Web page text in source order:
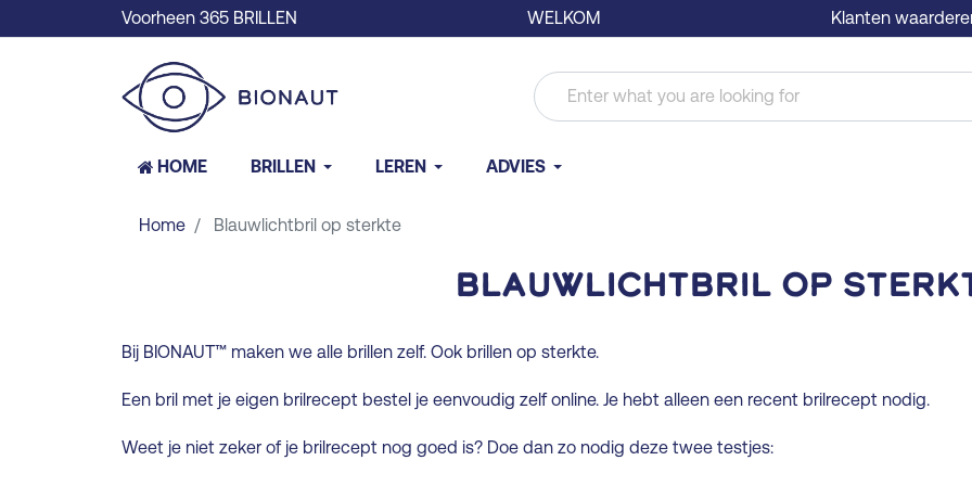
Voorheen 365 BRILLEN WELKOM Klanten
HOME BRILLEN LEREN ADVIES
Home Blauwlichtbril op sterkte
Blauwlichtbril op
Bij BIONAUT™ maken we alle brillen zelf. Ook brillen op sterkte.
Een bril met je eigen brilrecept bestel je eenvoudig zelf online. Je hebt alleen een recent brilrecept nodig.
Weet je niet zeker of je brilrecept nog goed is? Doe dan zo nodig deze twee testjes: